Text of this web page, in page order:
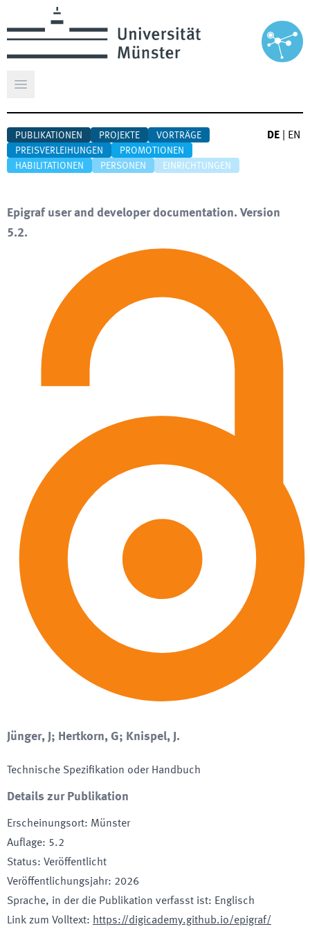
Hauptmenü öffnen
PUBLIKATIONEN PROJEKTE
VORTRÄGE
PREISVERLEIHUNGEN
PROMOTIONEN
HABILITATIONEN
PERSONEN EINRICHTUNGEN
DE EN
Epigraf user and developer documentation. Version
5.2.
Jünger, J; Hertkorn, G; Knispel, J.
Technische Spezifikation oder Handbuch
Details zur Publikation
Erscheinungsort: Münster
Auflage: 5.2
Status: Veröffentlicht
Veröffentlichungsjahr: 2026
Sprache, in der die Publikation verfasst ist: Englisch
Link zum Volltext: https://digicademy.github.io/epigraf/